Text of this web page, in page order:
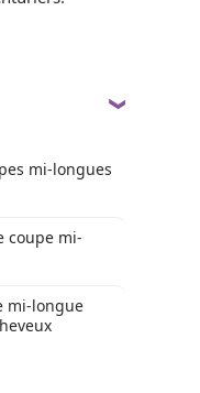
mi-longues
coupe mi-
mi-longue